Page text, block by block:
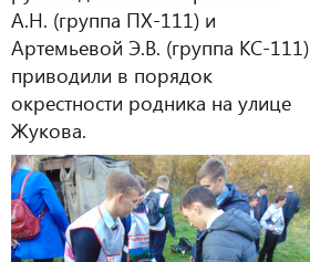
А.Н. (группа ПХ-111) и
Артемьевой Э.В. (группа КС-111)
приводили в порядок
окрестности родника на улице
Жукова.